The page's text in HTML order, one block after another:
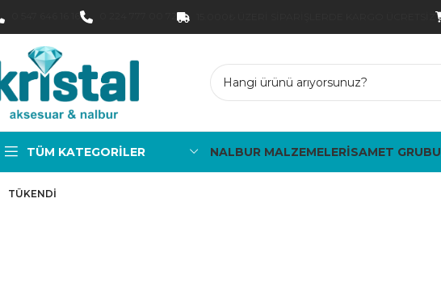
TÜM KATEGORILER NALBUR MALZEMELERİSAMET GRUBU
TÜKENDI